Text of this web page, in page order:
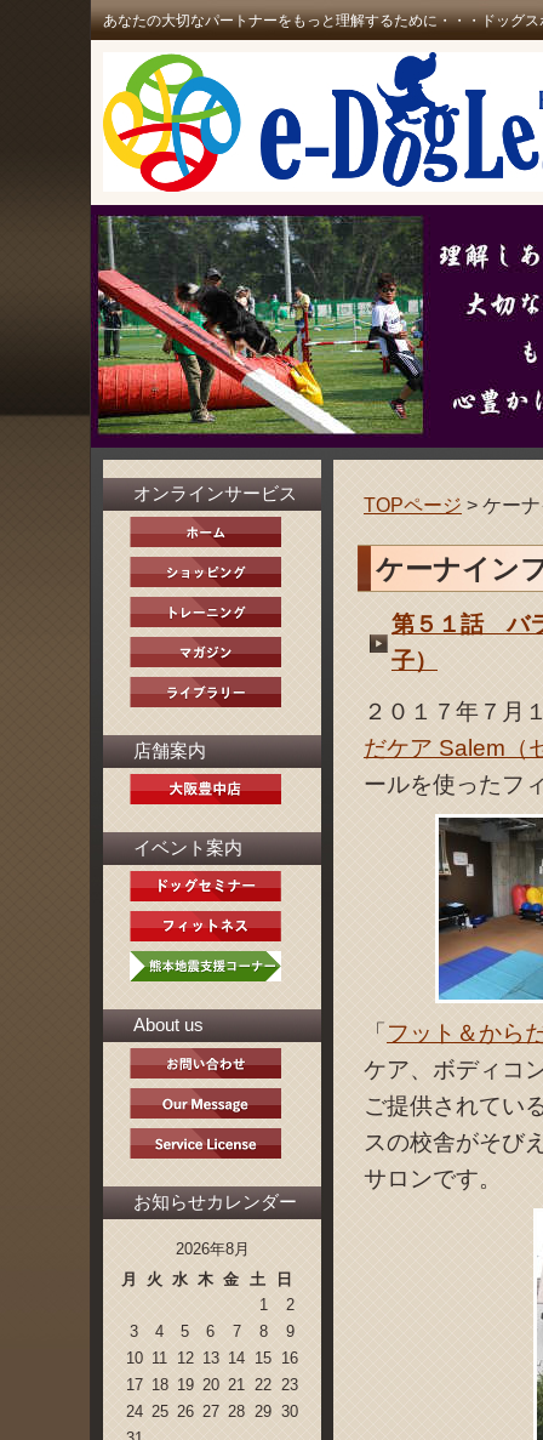
あなたの大切なパートナーをもっと理解するために・・・ドッグ
TOPページ > ケー
ケーナイン
第５１話 バ
子）
２０１７年７月
だケア Salem（
ールを使ったフ
「フット＆から
ケア、ボディコ
ご提供されてい
スの校舎がそび
サロンです。
オンラインサービス
店舗案内
イベント案内
About us
お知らせカレンダー
2026年8月
月
火 水 木 金 土
日
1
2
3
4 5 6 7 8
9
10 11 12 13 14 15 16
17 18 19 20 21 22 23
24 25 26 27 28 29 30